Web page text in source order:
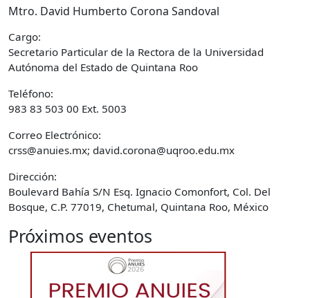
Mtro. David Humberto Corona Sandoval
Cargo:
Secretario Particular de la Rectora de la Universidad
Autónoma del Estado de Quintana Roo
Teléfono:
983 83 503 00 Ext. 5003
Correo Electrónico:
crss@anuies.mx; david.corona@uqroo.edu.mx
Dirección:
Boulevard Bahía S/N Esq. Ignacio Comonfort, Col. Del
Bosque, C.P. 77019, Chetumal, Quintana Roo, México
Próximos eventos